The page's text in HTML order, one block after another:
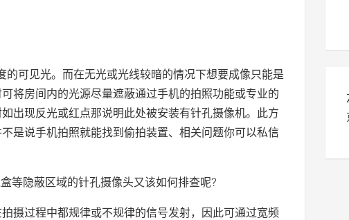
的可见光。而在无光或光线较暗的情况下想要成像只能是
将房间内的光源尽量遮蔽通过手机的拍照功能或专业的
出现反光或红点那说明此处被安装有针孔摄像机。此方
是说手机拍照就能找到偷拍装置、相关问题你可以私信
等隐蔽区域的针孔摄像头又该如何排查呢?
摄过程中都规律或不规律的信号发射，因此可通过宽频